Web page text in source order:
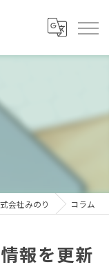
会社みのり コラム
報を更新